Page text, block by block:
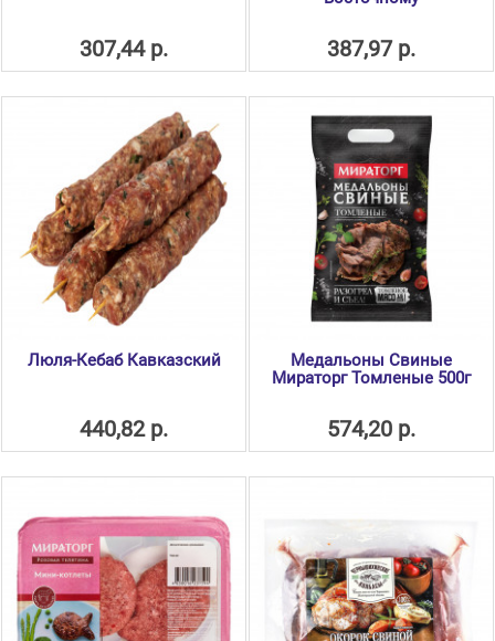
307,44 р. 387,97 р.
Люля-Кебаб Кавказский
440,82 р.
Медальоны Свиные
Мираторг Томленые 500г
574,20 р.